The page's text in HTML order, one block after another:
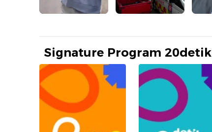
Signature Program 20detik